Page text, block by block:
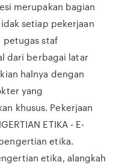
merupakan bagian
setiap pekerjaan
petugas staf
dari berbagai latar
halnya dengan
yang
khusus. Pekerjaan
ETIKA - E-
etika.
etika, alangkah